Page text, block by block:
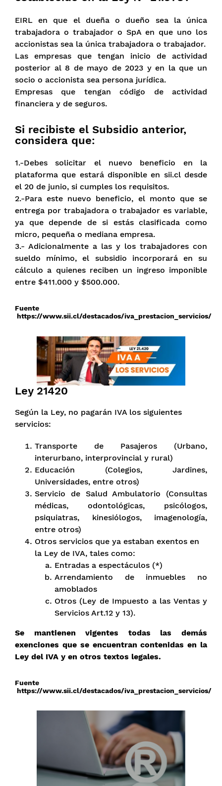
EIRL en que el dueña o dueño sea la única
trabajadora o trabajador o SpA en que uno los
accionistas sea la única trabajadora o trabajador.
Las empresas que tengan inicio de actividad
posterior al 8 de mayo de 2023 y en la que un
socio o accionista sea persona jurídica.
Empresas que tengan código de actividad
financiera y de seguros.
Si recibiste el Subsidio anterior,
considera que:
1.-Debes solicitar el nuevo beneficio en la
plataforma que estará disponible en sii.cl desde
el 20 de junio, si cumples los requisitos.
2.-Para este nuevo beneficio, el monto que se
entrega por trabajadora o trabajador es variable,
ya que depende de si estás clasificada como
micro, pequeña o mediana empresa.
3.- Adicionalmente a las y los trabajadores con
sueldo mínimo, el subsidio incorporará en su
cálculo a quienes reciben un ingreso imponible
entre $411.000 y $500.000.
Fuente
https://www.sii.cl/destacados/iva_prestacion_servicios/
Ley 21420
Según la Ley, no pagarán IVA los siguientes
servicios:
Transporte de Pasajeros (Urbano,
interurbano, interprovincial y rural)
Educación (Colegios, Jardines,
Universidades, entre otros)
Servicio de Salud Ambulatorio (Consultas
médicas, odontológicas, psicólogos,
psiquiatras, kinesiólogos, imagenología,
entre otros)
Otros servicios que ya estaban exentos en
la Ley de IVA, tales como:
Entradas a espectáculos (*)
Arrendamiento de inmuebles no
amoblados
Otros (Ley de Impuesto a las Ventas y
Servicios Art.12 y 13).
Se mantienen vigentes todas las demás
exenciones que se encuentran contenidas en la
Ley del IVA y en otros textos legales.
Fuente
https://www.sii.cl/destacados/iva_prestacion_servicios/